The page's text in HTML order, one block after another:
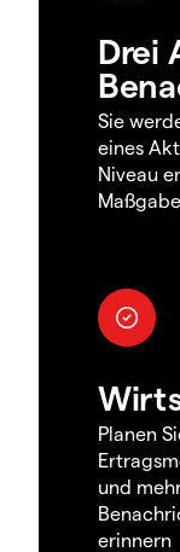
Drei
Sie
eines
Niveau
Planen
und
erinnern